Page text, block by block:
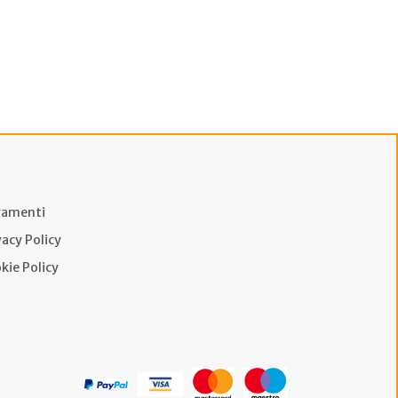
Policy
Policy